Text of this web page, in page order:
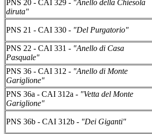
PNS 20 - CAI 329 - "Anello della Chiesola
diruta"
PNS 21 - CAI 330 - "Del Purgatorio"
PNS 22 - CAI 331 - "Anello di Casa
Pasquale"
PNS 36 - CAI 312 - "Anello di Monte
Gariglione"
PNS 36a - CAI 312a - "Vetta del Monte
Gariglione"
PNS 36b - CAI 312b - "Dei Giganti"